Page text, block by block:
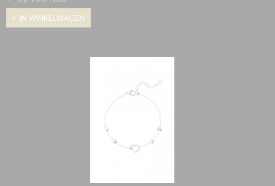
IN WINKELWAGEN